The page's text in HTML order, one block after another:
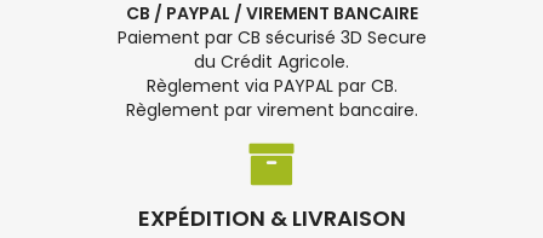
CB / PAYPAL / VIREMENT BANCAIRE
Paiement par CB sécurisé 3D Secure
du Crédit Agricole.
Règlement via PAYPAL par CB.
Règlement par virement bancaire.
EXPÉDITION & LIVRAISON